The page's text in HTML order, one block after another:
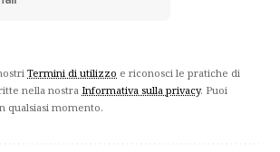
Termini di utilizzo e riconosci le pratiche di
nella nostra Informativa sulla privacy. Puoi
qualsiasi momento.